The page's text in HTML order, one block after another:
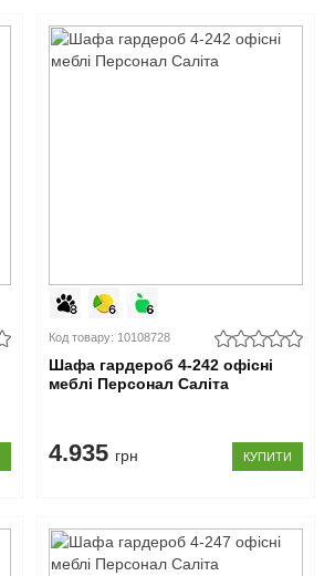
Код товару: 10108728
Шафа гардероб 4-242 офісні
меблі Персонал Саліта
4.935 грн КУПИТИ